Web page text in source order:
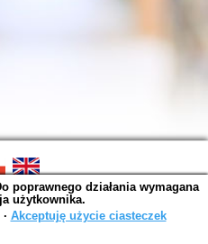
(2026-07-24)
w 0,0016 s.
poprawnego działania wymagana
użytkownika.
∙ Akceptuję użycie ciasteczek